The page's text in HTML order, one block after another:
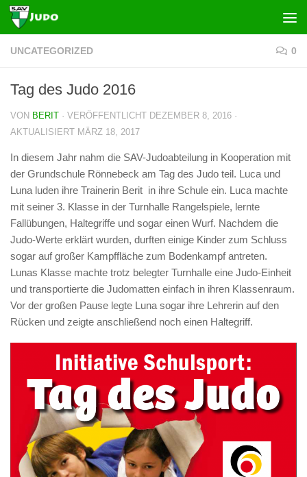
Zum Inhalt springen
UNCATEGORIZED 0
Tag des Judo 2016
VON BERIT · VERÖFFENTLICHT DEZEMBER 8, 2016 ·
AKTUALISIERT MÄRZ 18, 2017
In diesem Jahr nahm die SAV-Judoabteilung in Kooperation mit
der Grundschule Rönnebeck am Tag des Judo teil. Luca und
Luna luden ihre Trainerin Berit in ihre Schule ein. Luca machte
mit seiner 3. Klasse in der Turnhalle Rangelspiele, lernte
Fallübungen, Haltegriffe und sogar einen Wurf. Nachdem die
Judo-Werte erklärt wurden, durften einige Kinder zum Schluss
sogar auf großer Kampffläche zum Bodenkampf antreten.
Lunas Klasse machte trotz belegter Turnhalle eine Judo-Einheit
und transportierte die Judomatten einfach in ihren Klassenraum.
Vor der großen Pause legte Luna sogar ihre Lehrerin auf den
Rücken und zeigte anschließend noch einen Haltegriff.